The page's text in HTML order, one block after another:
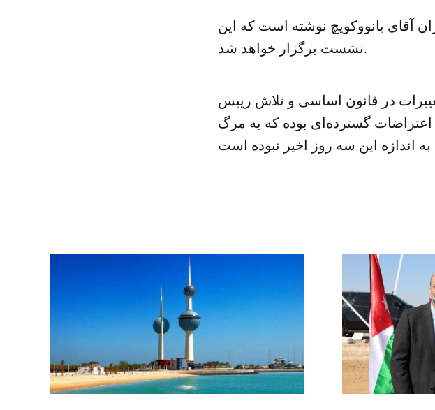
آقای یانووکویچ نوشته است که این
نشست برگزار خواهد شد.
در قانون اساسی و تلاش رییس
گسترده‌ای بوده که به مرگ